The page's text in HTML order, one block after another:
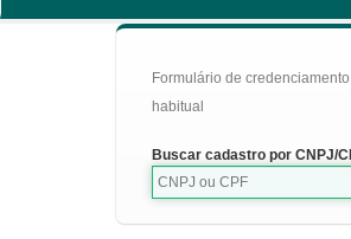
Formulário de
habitual
Buscar cadastro por CNPJ/